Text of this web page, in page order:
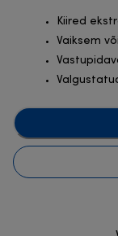
Kiired
Vaiksem